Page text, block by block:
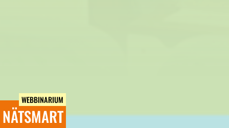
WEBBINARIUM
NÄTSMART